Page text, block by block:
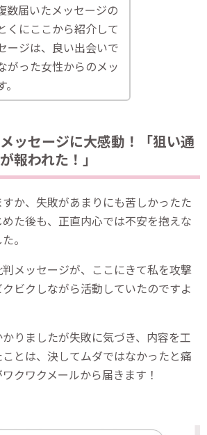
数届いたメッセージの
くにここから紹介して
ージは、良い出会いで
がった女性からのメッ
ッセージに大感動！「狙い通
報われた！」
か、失敗があまりにも苦しかったた
た後も、正直内心では不安を抱えな
。
メッセージが、ここにきて私を攻撃
ビクしながら活動していたのですよ
りましたが失敗に気づき、内容を工
とは、決してムダではなかったと痛
クワクメールから届きます！